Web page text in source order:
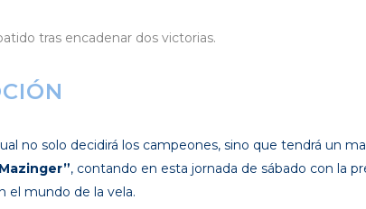
tras encadenar dos victorias.
no solo decidirá los campeones, sino que tendrá un
, contando en esta jornada de sábado con la
el mundo de la vela.